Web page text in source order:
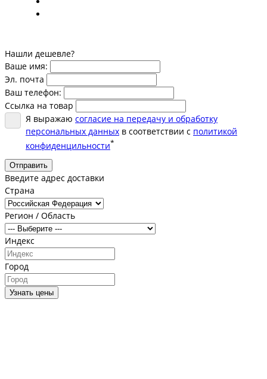
Нашли дешевле?
Ваше имя:
Эл. почта
Ваш телефон:
Ссылка на товар
Я выражаю согласие на передачу и обработку
персональных данных в соответствии с политикой
конфиденцильности*
Отправить
Введите адрес доставки
Страна
Регион / Область
Индекс
Город
Узнать цены